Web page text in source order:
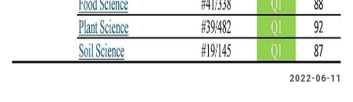
2022-06-11